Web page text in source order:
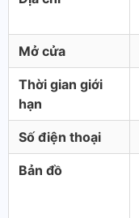
Mở cửa
Thời gian giới
hạn
Số điện thoại
Bản đồ